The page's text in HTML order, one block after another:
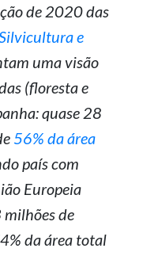
de 2020 das
e
uma visão
(floresta e
quase 28
56% da área
país com
Europeia
milhões de
da área total